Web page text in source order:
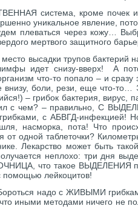
система, кроме почек
уникальное явление,
плеваться через кожу…
мертвого защитного
высадки трупов бактерий
идет снизу-вверх! А
что-то попало – и сразу
боли, рези, еще что-то…
– грибок бактерия, вирус,
с чем? – правильно, С
с АБВГД-инфекцией!
насморка, пота! Что
одной таблеточки?
Лекарство может быть
неплохо: три дня
что такое ВЫДЕЛЕНИЯ
помощью лейкоцитов!
надо с ЖИВЫМИ
иными методами ничего не